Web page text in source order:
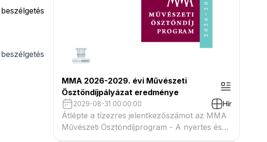
MMA 2026-2029. évi Művészeti
Ösztöndíjpályázat eredménye
2029-08-31 00:00:00 Hír
Átlépte a tízezres jelentkezőszámot az MMA
Művészeti Ösztöndíjprogram - A nyertes és
tartaléklistás pályázók névsora megtekinthető